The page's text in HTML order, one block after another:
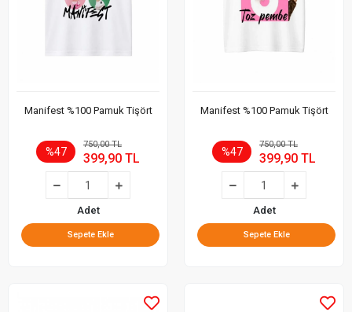
Manifest %100 Pamuk Tişört
%47
750,00 TL
399,90 TL
Adet
Sepete Ekle
Manifest %100 Pamuk Tişört
%47
750,00 TL
399,90 TL
Adet
Sepete Ekle